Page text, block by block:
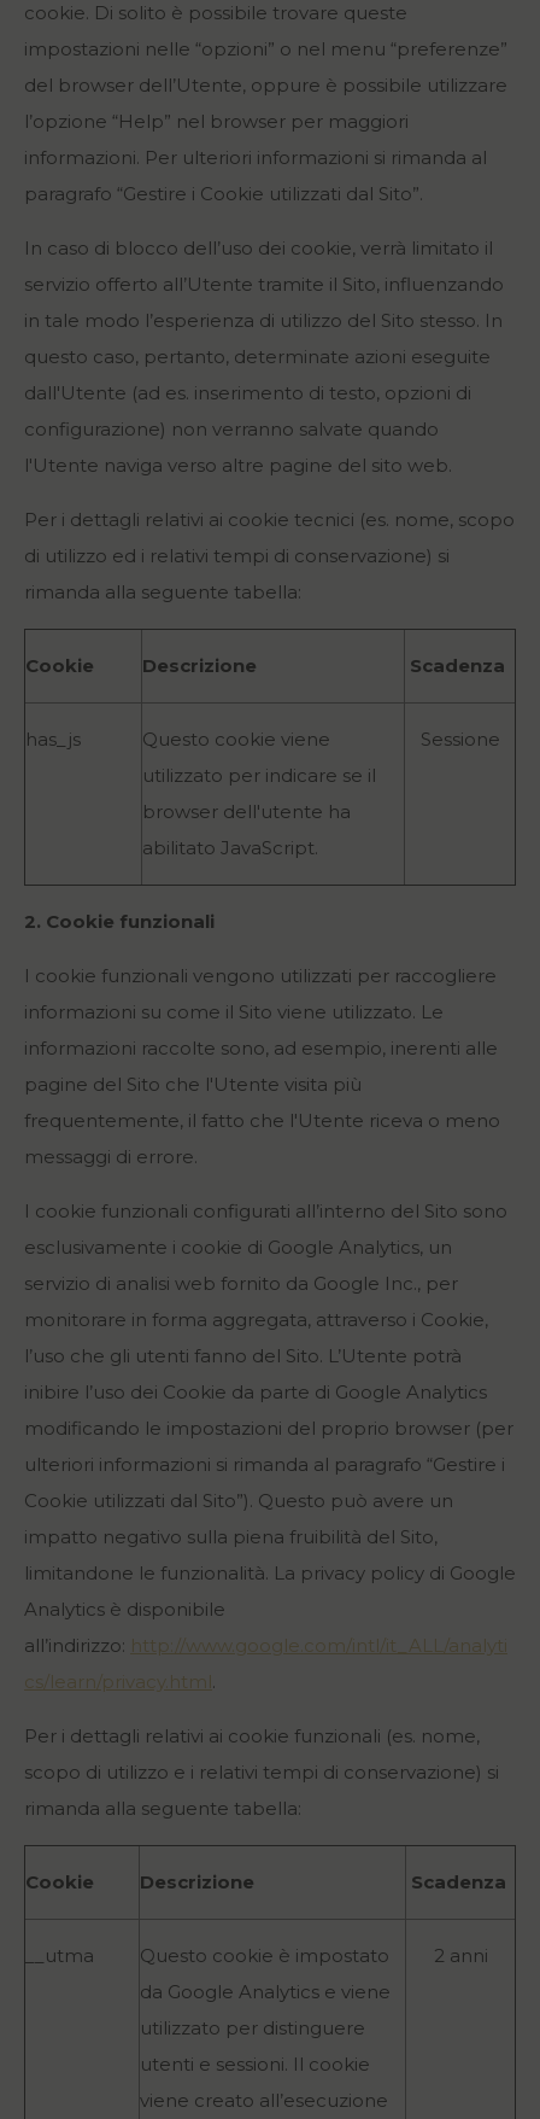
cookie. Di solito è possibile trovare queste
impostazioni nelle “opzioni” o nel menu “preferenze”
del browser dell’Utente, oppure è possibile utilizzare
l’opzione “Help” nel browser per maggiori
informazioni. Per ulteriori informazioni si rimanda al
paragrafo “Gestire i Cookie utilizzati dal Sito”.
In caso di blocco dell’uso dei cookie, verrà limitato il
servizio offerto all’Utente tramite il Sito, influenzando
in tale modo l’esperienza di utilizzo del Sito stesso. In
questo caso, pertanto, determinate azioni eseguite
dall'Utente (ad es. inserimento di testo, opzioni di
configurazione) non verranno salvate quando
l'Utente naviga verso altre pagine del sito web.
Per i dettagli relativi ai cookie tecnici (es. nome, scopo
di utilizzo ed i relativi tempi di conservazione) si
rimanda alla seguente tabella:
Cookie Descrizione Scadenza
has_js
Questo cookie viene
utilizzato per indicare se il
browser dell'utente ha
abilitato JavaScript.
Sessione
2. Cookie funzionali
I cookie funzionali vengono utilizzati per raccogliere
informazioni su come il Sito viene utilizzato. Le
informazioni raccolte sono, ad esempio, inerenti alle
pagine del Sito che l'Utente visita più
frequentemente, il fatto che l'Utente riceva o meno
messaggi di errore.
I cookie funzionali configurati all’interno del Sito sono
esclusivamente i cookie di Google Analytics, un
servizio di analisi web fornito da Google Inc., per
monitorare in forma aggregata, attraverso i Cookie,
l’uso che gli utenti fanno del Sito. L’Utente potrà
inibire l’uso dei Cookie da parte di Google Analytics
modificando le impostazioni del proprio browser (per
ulteriori informazioni si rimanda al paragrafo “Gestire i
Cookie utilizzati dal Sito”). Questo può avere un
impatto negativo sulla piena fruibilità del Sito,
limitandone le funzionalità. La privacy policy di Google
Analytics è disponibile
all’indirizzo: http://www.google.com/intl/it_ALL/analyti
cs/learn/privacy.html.
Per i dettagli relativi ai cookie funzionali (es. nome,
scopo di utilizzo e i relativi tempi di conservazione) si
rimanda alla seguente tabella:
Cookie Descrizione Scadenza
__utma
Questo cookie è impostato
da Google Analytics e viene
utilizzato per distinguere
utenti e sessioni. Il cookie
viene creato all’esecuzione
2 anni